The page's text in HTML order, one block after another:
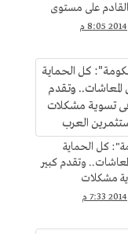
على مستوى
ارتفاع الحرارة
كل الحماية
وتقدم كبير
مشكلات
العرب